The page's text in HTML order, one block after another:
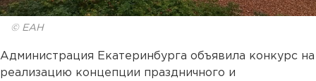
© ЕАН
Администрация Екатеринбурга объявила конкурс на
реализацию концепции праздничного и